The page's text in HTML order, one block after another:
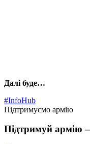
Далі буде…
#InfoHub
Підтримуємо армію
Підтримуй армію